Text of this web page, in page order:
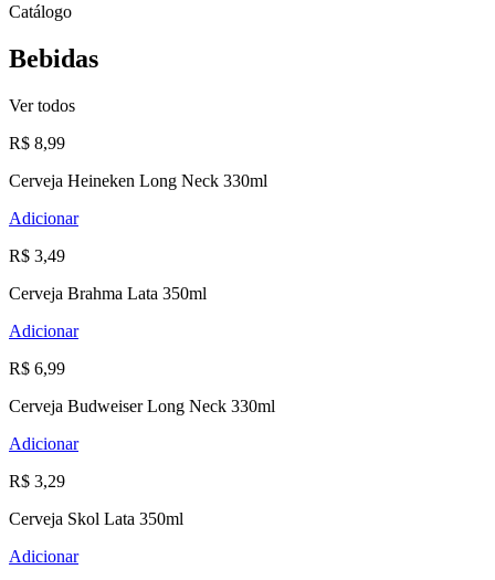
Catálogo
Bebidas
Ver todos
R$ 8,99
Cerveja Heineken Long Neck 330ml
Adicionar
R$ 3,49
Cerveja Brahma Lata 350ml
Adicionar
R$ 6,99
Cerveja Budweiser Long Neck 330ml
Adicionar
R$ 3,29
Cerveja Skol Lata 350ml
Adicionar